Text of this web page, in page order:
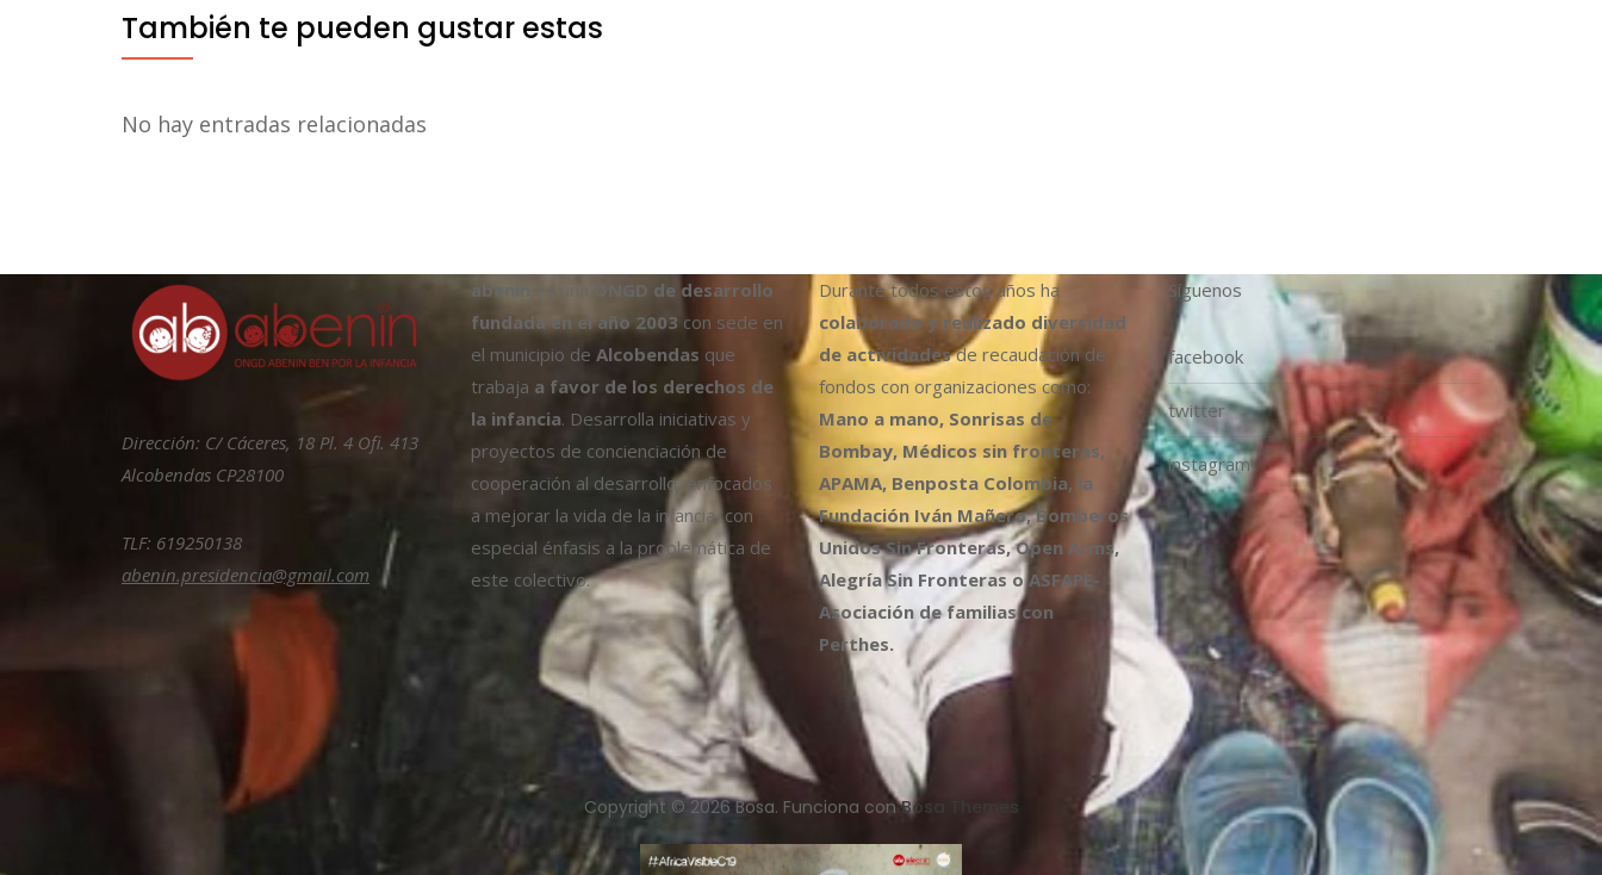
También te pueden gustar estas
No hay entradas relacionadas
Dirección: C/ Cáceres, 18 Pl. 4 Ofi. 413
Alcobendas CP28100
TLF: 619250138
abenin.presidencia@gmail.com
abenin
ONGD de desarrollo
fundada en el año 2003 con sede en
el municipio de Alcobendas que
trabaja a favor de los derechos de
la infancia. Desarrolla iniciativas y
proyectos de concienciación de
cooperación al desarrollo, enfocados
a mejorar la vida de la infancia, con
especial énfasis a la problemática de
este colectivo.
Durante todos estos años ha
colaborado y realizado diversidad
de actividadesde recaudación de
fondos con organizaciones como:
Mano a mano, Sonrisas de
Bombay, Médicos sin fronteras,
APAMA, Benposta Colombia, la
Fundación Iván Mañero, Bomberos
Unidos Sin Fronteras, Open Arms,
Alegría Sin Fronteras o ASFAPE-
Asociación de familias con
Perthes.
Síguenos
facebook
twitter
instagram
Copyright © 2026 Bosa. Funciona conBosa Themes